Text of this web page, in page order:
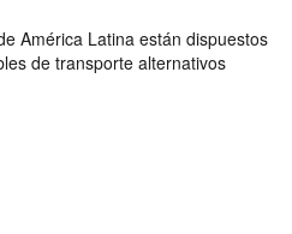
América Latina están dispuestos
de transporte alternativos